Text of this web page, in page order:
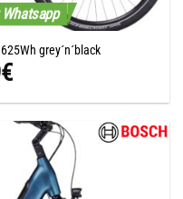
grey´n´black
€